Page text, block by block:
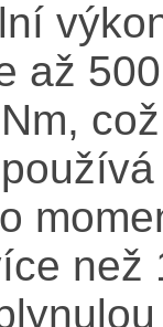
až
než